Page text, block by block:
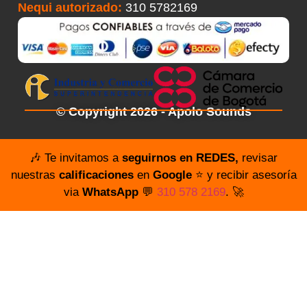
Nequi autorizado: 310 5782169
© Copyright 2026 - Apolo Sounds
🎶 Te invitamos a seguirnos en REDES, revisar
nuestras calificacionesen Google⭐️ y recibir asesoría
via WhatsApp💬 310 578 2169. 🚀